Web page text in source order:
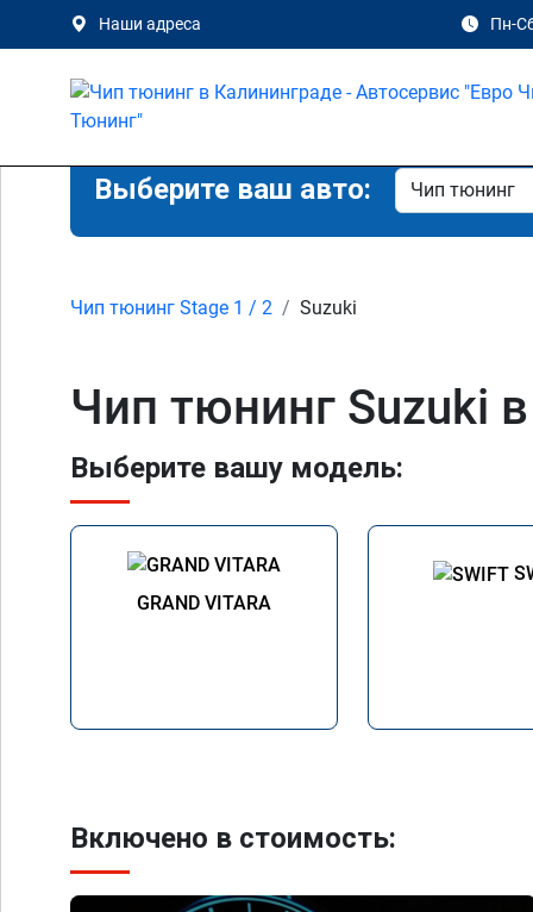
Наши адреса Пн-
Выберите ваш авто:
Чип тюнинг Stage 1 / 2 Suzuki
Чип тюнинг Suzuki
Выберите вашу модель:
GRAND VITARA
Включено в стоимость: